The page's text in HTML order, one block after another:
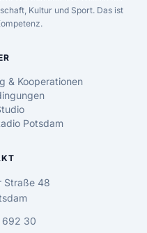
Kultur und Sport. Das ist
& Kooperationen
Potsdam
Straße 48
692 30